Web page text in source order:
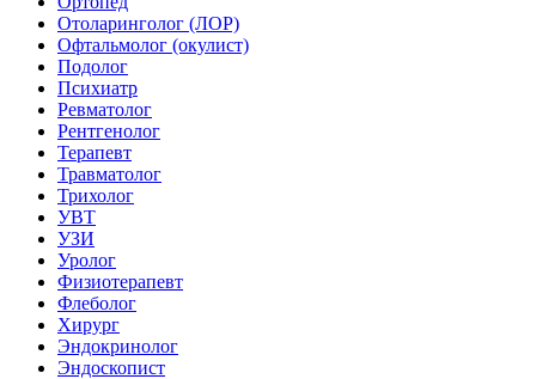
Отоларинголог (ЛОР)
Офтальмолог (окулист)
Подолог
Психиатр
Ревматолог
Рентгенолог
Терапевт
Травматолог
Трихолог
УВТ
УЗИ
Уролог
Физиотерапевт
Флеболог
Хирург
Эндокринолог
Эндоскопист